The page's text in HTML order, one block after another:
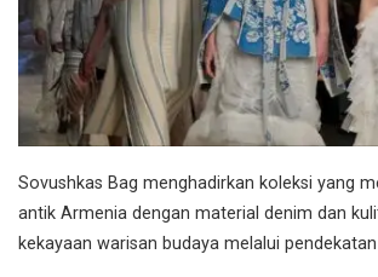
Sovushkas Bag menghadirkan koleksi yang
antik Armenia dengan material denim dan
kekayaan warisan budaya melalui